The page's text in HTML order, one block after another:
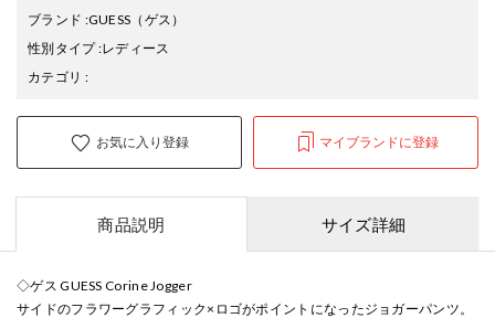
ブランド :GUESS （ゲス）
性別タイプ:レディース
カテゴリ :
お気に入り登録 マイブランドに登録
商品説明 サイズ詳細
◇ゲス GUESS Corine Jogger
サイドのフラワーグラフィック×ロゴがポイントになったジョガーパンツ。